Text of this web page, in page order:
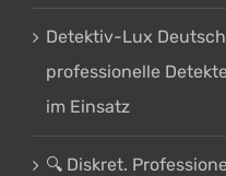
Detektiv-Lux
professionelle
im Einsatz
🔍 Diskret.